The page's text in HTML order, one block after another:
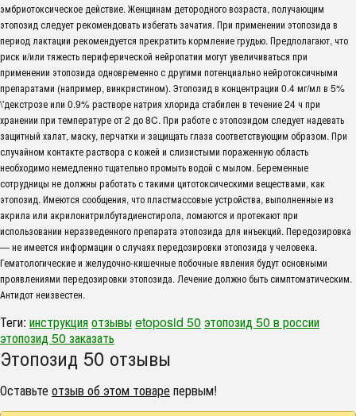
эмбриотоксическое действие. Женщинам детородного возраста, получающим
этопозид следует рекомендовать избегать зачатия. При применении этопозида в
период лактации рекомендуется прекратить кормление грудью. Предполагают, что
риск и/или тяжесть периферической нейропатии могут увеличиваться при
применении этопозида одновременно с другими потенциально нейротоксичными
препаратами (например, винкристином). Этопозид в концентрации 0.4 мг/мл в 5%
\'декстрозе или 0.9% растворе натрия хлорида стабилен в течение 24 ч при
хранении при температуре от 2 до 8C. При работе с этопозидом следует надевать
защитный халат, маску, перчатки и защищать глаза соответствующим образом. При
случайном контакте раствора с кожей и слизистыми пораженную область
необходимо немедленно тщательно промыть водой с мылом. Беременные
сотрудницы не должны работать с такими цитотоксическими веществами, как
этопозид. Имеются сообщения, что пластмассовые устройства, выполненные из
акрила или акрилонитрилбутадиенстирола, ломаются и протекают при
использовании неразведенного препарата этопозида для инъекций. Передозировка
— не имеется информации о случаях передозировки этопозида у человека.
Гематологические и желудочно-кишечные побочные явления будут основными
проявлениями передозировки этопозида. Лечение должно быть симптоматическим.
Антидот неизвестен.
Теги: инструкцияотзывыetoposid 50 этопозид 50 в россии
этопозид 50 заказать
Этопозид 50 отзывы
Оставьтеотзыв об этом товарепервым!